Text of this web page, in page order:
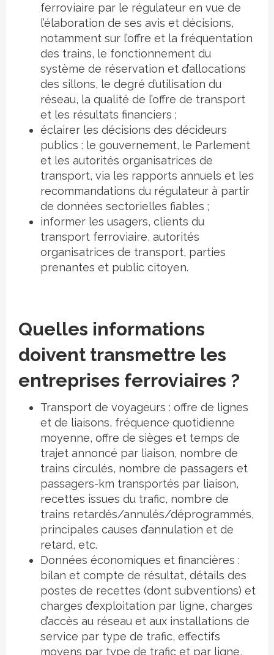
ferroviaire par le régulateur en vue de
l’élaboration de ses avis et décisions,
notamment sur l’offre et la fréquentation
des trains, le fonctionnement du
système de réservation et d’allocations
des sillons, le degré d’utilisation du
réseau, la qualité de l’offre de transport
et les résultats financiers ;
éclairer les décisions des décideurs
publics : le gouvernement, le Parlement
et les autorités organisatrices de
transport, via les rapports annuels et les
recommandations du régulateur à partir
de données sectorielles fiables ;
informer les usagers, clients du
transport ferroviaire, autorités
organisatrices de transport, parties
prenantes et public citoyen.
Quelles informations
doivent transmettre les
entreprises ferroviaires ?
Transport de voyageurs : offre de lignes
et de liaisons, fréquence quotidienne
moyenne, offre de sièges et temps de
trajet annoncé par liaison, nombre de
trains circulés, nombre de passagers et
passagers-km transportés par liaison,
recettes issues du trafic, nombre de
trains retardés/annulés/déprogrammés,
principales causes d’annulation et de
retard, etc.
Données économiques et financières :
bilan et compte de résultat, détails des
postes de recettes (dont subventions) et
charges d’exploitation par ligne, charges
d’accès au réseau et aux installations de
service par type de trafic, effectifs
moyens par type de trafic et par ligne,